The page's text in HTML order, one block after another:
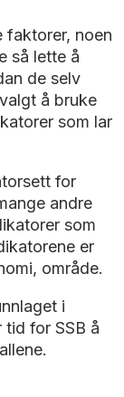
faktorer, noen
så lette å
de selv
å bruke
som lar
for
andre
som
er
område.
i
for SSB å